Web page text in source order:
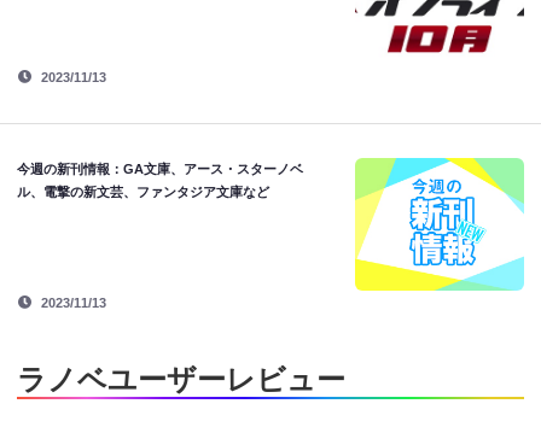
2023/11/13
今週の新刊情報：GA文庫、アース・スターノベ
ル、電撃の新文芸、ファンタジア文庫など
2023/11/13
ラノベユーザーレビュー